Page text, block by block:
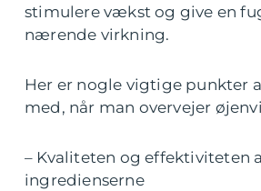
stimulere vækst og give en
nærende virkning.
Her er nogle vigtige punkter
med, når man overvejer
– Kvaliteten og effektiviteten
ingredienserne